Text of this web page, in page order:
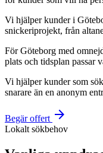
Vi hjälper kunder i
snickeriprojekt, från
För Göteborg med
plats och tidsplan passar
Vi hjälper kunder som
snarare än en anonym
Begär offert arrow_forward
Lokalt sökbehov